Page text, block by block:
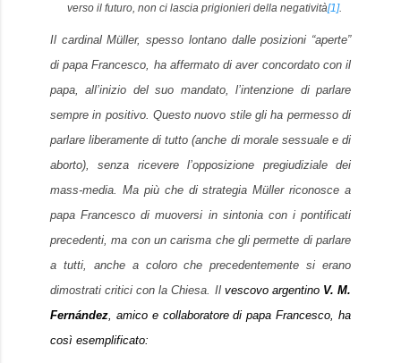
verso il futuro, non ci lascia prigionieri della negatività[1].
Il cardinal Müller, spesso lontano dalle posizioni “aperte”
di papa Francesco, ha affermato di aver concordato con il
papa, all’inizio del suo mandato, l’intenzione di parlare
sempre in positivo. Questo nuovo stile gli ha permesso di
parlare liberamente di tutto (anche di morale sessuale e di
aborto), senza ricevere l’opposizione pregiudiziale dei
mass-media. Ma più che di strategiaMüllerriconosce a
papa Francesco di muoversi in sintonia con i pontificati
precedenti, ma con un carisma che gli permette di parlare
a tutti, anche a coloro che precedentemente si erano
dimostrati critici con la Chiesa. Il vescovo argentino V. M.
Fernández , amico e collaboratore di papa Francesco, ha
così esemplificato: